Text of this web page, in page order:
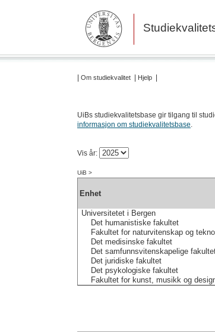
Om studiekvalitet Hjelp
UiBs studiekvalitetsbase gir tilgang til
informasjon om studiekvalitetsbase.
Vis år:
UiB >
Enhet
Universitetet i Bergen
Det humanistiske fakultet
Fakultet for naturvitenskap og
Det medisinske fakultet
Det samfunnsvitenskapelige
Det juridiske fakultet
Det psykologiske fakultet
Fakultet for kunst, musikk og